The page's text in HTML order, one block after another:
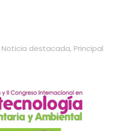
Noticia destacada, Principal